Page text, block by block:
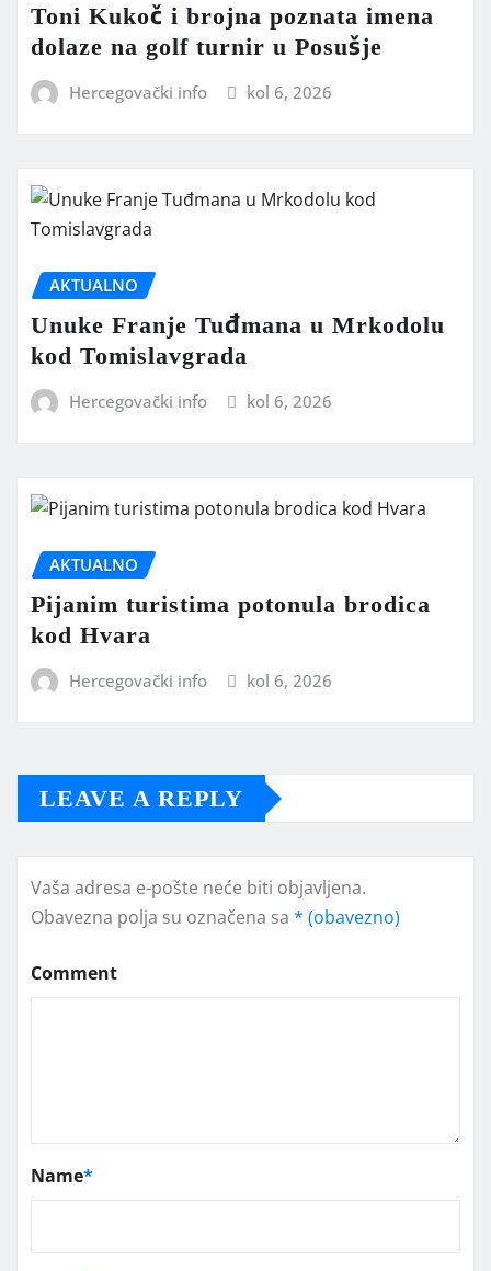
Toni Kukoč i brojna poznata imena
dolaze na golf turnir u Posušje
Hercegovački info kol 6, 2026
AKTUALNO
Unuke Franje Tuđmana u Mrkodolu
kod Tomislavgrada
Hercegovački info kol 6, 2026
AKTUALNO
Pijanim turistima potonula brodica
kod Hvara
Hercegovački info kol 6, 2026
LEAVE A REPLY
Vaša adresa e-pošte neće biti objavljena.
Obavezna polja su označena sa * (obavezno)
Comment
Name*